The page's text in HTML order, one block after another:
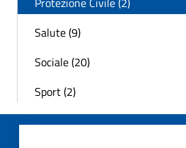
Salute (9)
Sociale (20)
Sport (2)